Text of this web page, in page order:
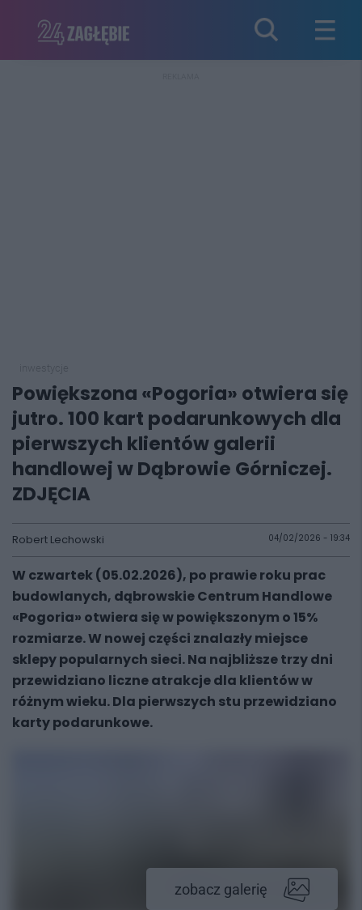
Powiększona «Pogoria» otwiera się
jutro. 100 kart podarunkowych dla
pierwszych klientów galerii
handlowej w Dąbrowie Górniczej.
ZDJĘCIA
Robert Lechowski 04/02/2026 - 19:34
W czwartek (05.02.2026), po prawie roku prac
budowlanych, dąbrowskie Centrum Handlowe
«Pogoria» otwiera się w powiększonym o 15%
rozmiarze. W nowej części znalazły miejsce
sklepy popularnych sieci. Na najbliższe trzy dni
przewidziano liczne atrakcje dla klientów w
różnym wieku. Dla pierwszych stu przewidziano
karty podarunkowe.
zobacz galerię